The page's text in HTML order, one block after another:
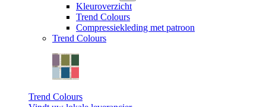
Kleuroverzicht
Trend Colours
Compressiekleding met patroon
Trend Colours
Trend Colours